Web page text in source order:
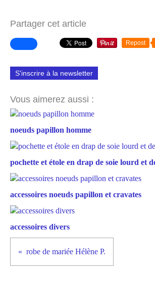
Partager cet article
Repost
S'inscrire à la newsletter
Vous aimerez aussi :
noeuds papillon homme
pochette et étole en drap de soie lourd et
accessoires noeuds papillon et cravates
accessoires divers
robe de mariée Hélène P.